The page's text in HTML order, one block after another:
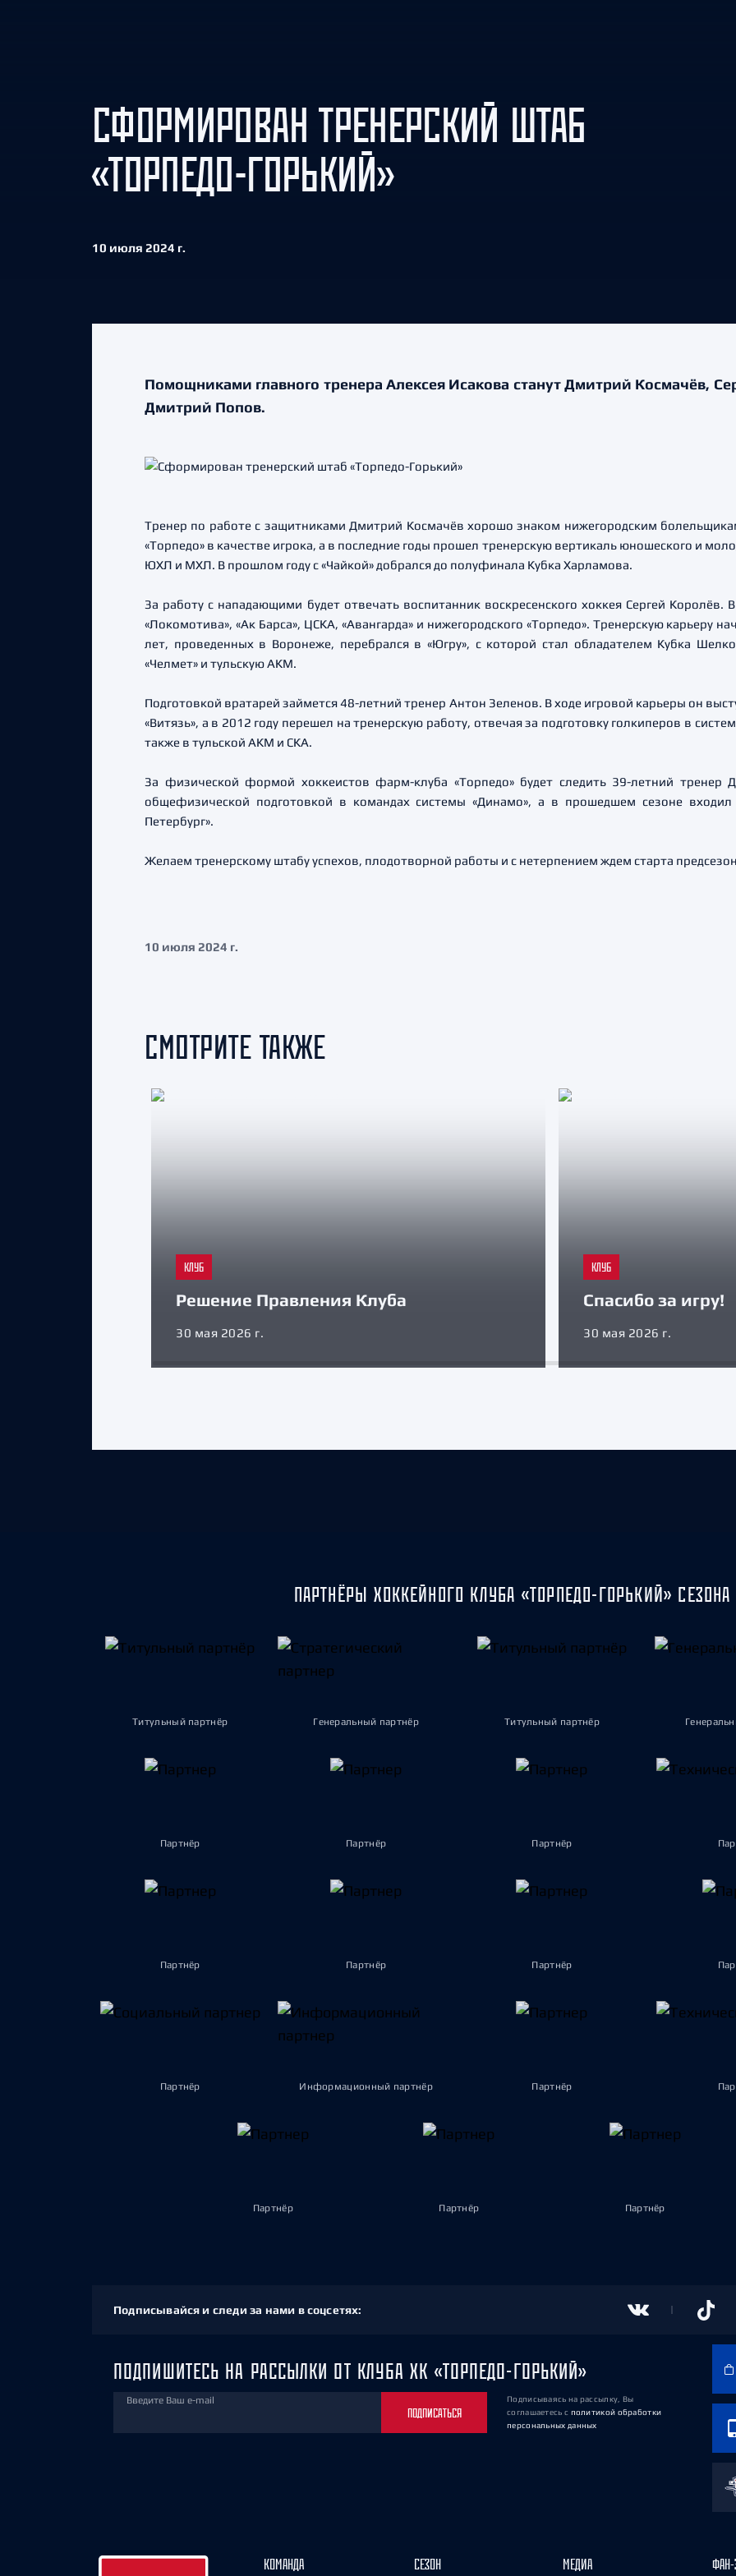
СФОРМИРОВАН ТРЕНЕРСКИЙ ШТАБ
«ТОРПЕДО-ГОРЬКИЙ»
10 июля 2024 г.
Помощниками главного тренера Алексея Исакова станут Дмитрий Космачёв,
Дмитрий Попов.
Тренер по работе с защитниками Дмитрий Космачёв хорошо знаком нижегородским
«Торпедо» в качестве игрока, а в последние годы прошел тренерскую вертикаль юношеского и
ЮХЛ и МХЛ. В прошлом году с «Чайкой» добрался до полуфинала Кубка Харламова.
За работу с нападающими будет отвечать воспитанник воскресенского хоккея Сергей Королёв.
«Локомотива», «Ак Барса», ЦСКА, «Авангарда» и нижегородского «Торпедо». Тренерскую карьеру
лет, проведенных в Воронеже, перебрался в «Югру», с которой стал обладателем Кубка
«Челмет» и тульскую АКМ.
Подготовкой вратарей займется 48-летний тренер Антон Зеленов. В ходе игровой карьеры он
«Витязь», а в 2012 году перешел на тренерскую работу, отвечая за подготовку голкиперов в
также в тульской АКМ и СКА.
За физической формой хоккеистов фарм-клуба «Торпедо» будет следить 39-летний тренер
общефизической подготовкой в командах системы «Динамо», а в прошедшем сезоне
Петербург».
Желаем тренерскому штабу успехов, плодотворной работы и с нетерпением ждем старта
10 июля 2024 г.
СМОТРИТЕ ТАКЖЕ
КЛУБ
Решение Правления Клуба
30 мая 2026 г.
КЛУБ
Спасибо за игру!
30 мая 2026 г.
ПАРТНЁРЫ ХОККЕЙНОГО КЛУБА «ТОРПЕДО-ГОРЬКИЙ» СЕЗОНА
Титульный партнёр Генеральный партнёр Титульный партнёр
Партнёр Партнёр Партнёр
Партнёр Партнёр Партнёр
Партнёр Информационный партнёр Партнёр
Партнёр Партнёр Партнёр
Подписывайся и следи за нами в соцсетях:
ПОДПИШИТЕСЬ НА РАССЫЛКИ ОТ КЛУБА ХК «ТОРПЕДО-ГОРЬКИЙ»
Введите Ваш e-mail
ПОДПИСАТЬСЯ
Подписываясь на рассылку, Вы
соглашаетесь с политикой обработки
персональных данных
КОМАНДА СЕЗОН МЕДИА ФАН-